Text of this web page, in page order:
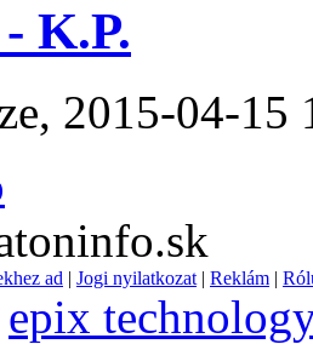
K.P.
2015-04-15
ad | Jogi nyilatkozat | Reklám |
epix